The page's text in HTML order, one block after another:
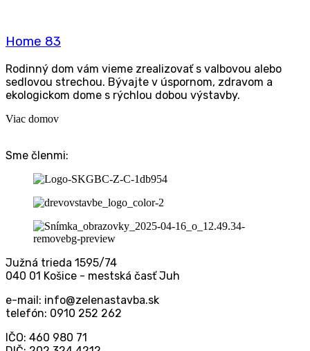
Home 83
Rodin­ný dom vám vie­me zre­a­li­zo­vať s val­bo­vou ale­bo
sed­lo­vou stre­chou. Bývaj­te v úspor­nom, zdra­vom a
eko­lo­gic­kom dome s rýchlou dobou výstavby.
Viac domov
Sme členmi:
Južná trieda 1595/74
040 01 Košice - mestská časť Juh
e-mail: info@zelenastavba.sk
telefón: 0910 252 262
IČO: 460 980 71